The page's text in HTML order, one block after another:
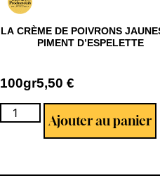
LA CRÈME DE POIVRONS
PIMENT D’ESPELETTE
100gr5,50 €
Ajouter au panier